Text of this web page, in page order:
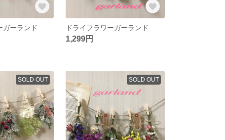
ガーランド ドライフラワーガーランド
1,299円
SOLD OUT SOLD OUT